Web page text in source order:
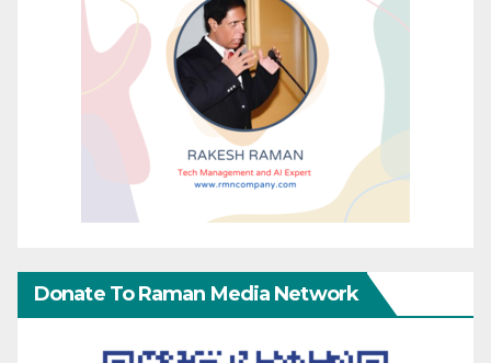
Donate To Raman Media Network